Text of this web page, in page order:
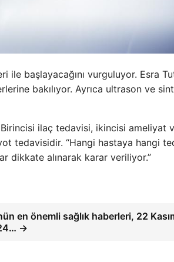
ile başlayacağını vurguluyor. Esra
bakılıyor. Ayrıca ultrason ve
Birincisi ilaç tedavisi, ikincisi ameliyat
tedavisidir. “Hangi hastaya hangi
dikkate alınarak karar veriliyor.”
en önemli sağlık haberleri, 22
→